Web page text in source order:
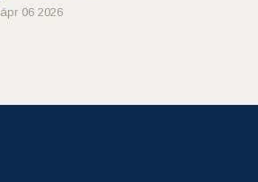
ápr 06 2026